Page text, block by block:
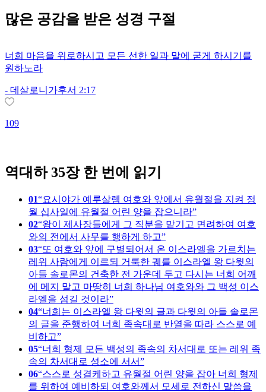
많은 공감을 받은 성경 구절
너희 마음을 위로하시고 모든 선한 일과 말에 굳게 하시기를
원하노라
- 데살로니가후서 2:17
109
역대하 35장 한 번에 읽기
01
요시야가 예루살렘 여호와 앞에서 유월절을 지켜 정
월 십사일에 유월절 어린 양을 잡으니라
02 왕이 제사장들에게 그 직분을 맡기고 면려하여 여호
와의 전에서 사무를 행하게 하고
03 또 여호와 앞에 구별되어서 온 이스라엘을 가르치는
레위 사람에게 이르되 거룩한 궤를 이스라엘 왕 다윗의
아들 솔로몬의 건축한 전 가운데 두고 다시는 너희 어깨
에 메지 말고 마땅히 너희 하나님 여호와와 그 백성 이스
라엘을 섬길 것이라
04 너희는 이스라엘 왕 다윗의 글과 다윗의 아들 솔로몬
의 글을 준행하여 너희 족속대로 반열을 따라 스스로 예
비하고
05 너희 형제 모든 백성의 족속의 차서대로 또는 레위 족
속의 차서대로 성소에 서서
06 스스로 성결케하고 유월절 어린 양을 잡아 너희 형제
를 위하여 예비하되 여호와께서 모세로 전하신 말씀을